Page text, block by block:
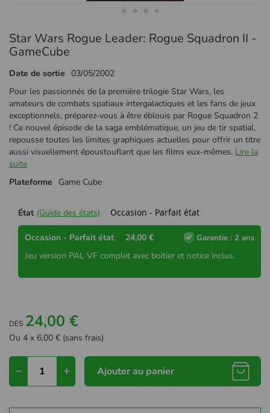
au
début
la
d’images
Star Wars Rogue Leader: Rogue Squadron II -
GameCube
Date de sortie 03/05/2002
Pour les passionnés de la première trilogie Star Wars, les
amateurs de combats spatiaux intergalactiques et les fans de jeux
exceptionnels, préparez-vous à être éblouis par Rogue Squadron 2
! Ce nouvel épisode de la saga emblématique, un jeu de tir spatial,
repousse toutes les limites graphiques actuelles pour offrir un titre
aussi visuellement époustouflant que les films eux-mêmes. Lire la
suite
Plateforme
Game Cube
État (Guide des états) Occasion - Parfait état
Occasion - Parfait état 24,00 € Garantie : 2 ans
Jeu version PAL VF complet avec boitier et notice inclus.
DÈS 24,00 €
Ou 4 x 6,00 € (sans frais)
Ajouter au panier